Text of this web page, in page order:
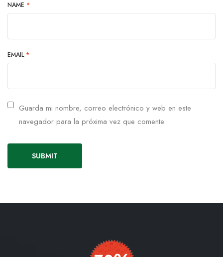
NAME *
EMAIL *
Guarda mi nombre, correo electrónico y web en este
navegador para la próxima vez que comente.